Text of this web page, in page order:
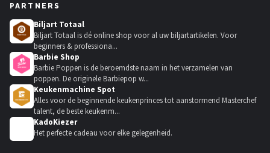
PARTNERS
Biljart Totaal
Biljart Totaal is dé online shop voor al uw biljartartikelen. Voor
beginners & professiona...
Barbie Shop
Barbie Poppen is de beroemdste naam in het verzamelen van
poppen. De originele Barbiepop w...
Keukenmachine Spot
Alles voor de beginnende keukenprinces tot aanstormend Masterchef
talent, de beste keukenm...
KadoKiezer
Het perfecte cadeau voor elke gelegenheid.